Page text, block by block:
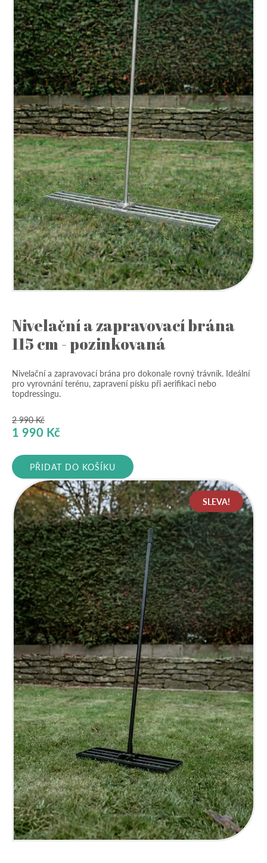
Nivelační a zapravovací brána
115 cm - pozinkovaná
Nivelační a zapravovací brána pro dokonale rovný trávník. Ideální
pro vyrovnání terénu, zapravení písku při aerifikaci nebo
topdressingu.
2 990Kč
Původní
byla:
2
990 Kč.
1 990 Kč
je:
1
990 Kč.
PŘIDAT DO KOŠÍKU
SLEVA!